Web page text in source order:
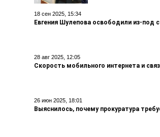
18 сен 2025, 15:34
Евгения Шулепова освободили из-под
28 авг 2025, 12:05
Скорость мобильного интернета и
26 июн 2025, 18:01
Выяснилось, почему прокуратура